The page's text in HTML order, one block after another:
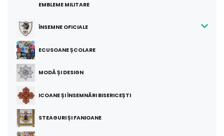
EMBLEME MILITARE
ÎNSEMNE OFICIALE
ECUSOANE ȘCOLARE
MODĂ ȘI DESIGN
ICOANE ȘI ÎNSEMNĂRI BISERICEȘTI
STEAGURI ȘI FANIOANE